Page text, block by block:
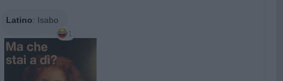
Latino: Isabo
1